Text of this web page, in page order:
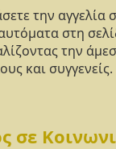
την αγγελία
στη
την
και συγγενείς.
σε